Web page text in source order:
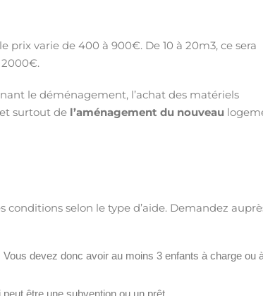
prix varie de 400 à 900€. De 10 à 20m3, ce sera
2000€.
le déménagement, l’achat des matériels
et surtout de l’aménagement du nouveau
conditions selon le type d’aide. Demandez
Vous devez donc avoir au moins 3 enfants à charge ou
être une subvention ou un prêt.